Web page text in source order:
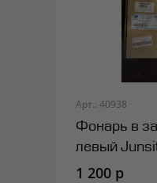
Арт.: 40938
Фонарь в
левый
1 200 р